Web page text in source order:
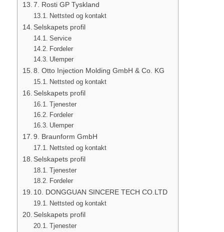
7. Rosti GP Tyskland
Nettsted og kontakt
Selskapets profil
Service
Fordeler
Ulemper
8. Otto Injection Molding GmbH & Co. KG
Nettsted og kontakt
Selskapets profil
Tjenester
Fordeler
Ulemper
9. Braunform GmbH
Nettsted og kontakt
Selskapets profil
Tjenester
Fordeler
10. DONGGUAN SINCERE TECH CO.LTD
Nettsted og kontakt
Selskapets profil
Tjenester